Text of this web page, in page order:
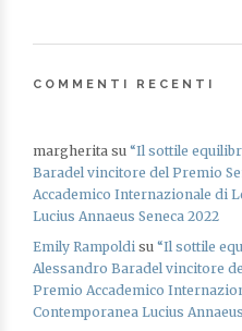
COMMENTI RECENTI
margherita su “Il sottile
Baradel vincitore del Premio
Accademico Internazionale di
Lucius Annaeus Seneca 2022
Emily Rampoldi su “Il sottile
Alessandro Baradel vincitore
Premio Accademico
Contemporanea Lucius